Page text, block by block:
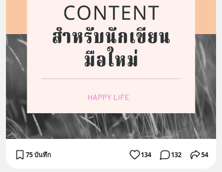
75 บันทึก 134 132 54